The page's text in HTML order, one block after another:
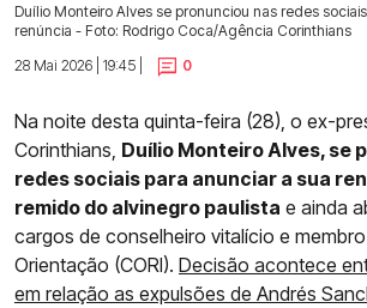
Duílio Monteiro Alves se pronunciou nas redes
renúncia - Foto: Rodrigo Coca/Agência Corinthians
28 Mai 2026 | 19:45 |
0
Na noite desta quinta-feira (28), o ex-
Corinthians, Duílio Monteiro Alves, se
redes sociais para anunciar a sua
remido do alvinegro paulista e ainda
cargos de conselheiro vitalício e
Orientação (CORI). Decisão acontece
em relação as expulsões de Andrés